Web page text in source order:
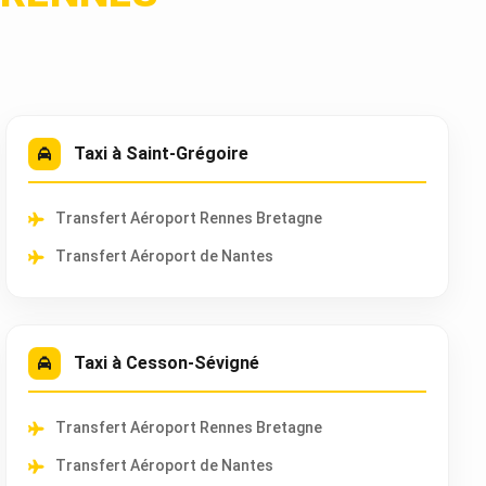
Taxi à Saint-Grégoire
Transfert Aéroport Rennes Bretagne
Transfert Aéroport de Nantes
Taxi à Cesson-Sévigné
Transfert Aéroport Rennes Bretagne
Transfert Aéroport de Nantes